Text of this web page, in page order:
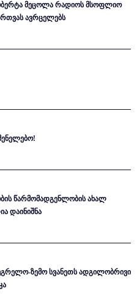
მეცოლა რადიოს მსოფლიო
ავრცელებს
წარმომადგენლობის ახალ
დაინიშნა
ზემო სვანეთს ადგილობრივი